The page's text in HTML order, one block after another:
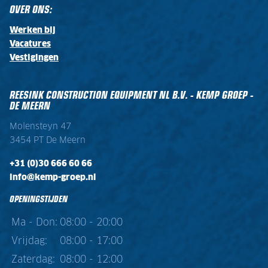
OVER ONS:
Werken bij
Vacatures
Vestigingen
REESINK CONSTRUCTION EQUIPMENT NL B.V. - KEMP GROEP -
DE MEERN
Molensteyn 47
3454 PT De Meern
+31 (0)30 666 60 66
info@kemp-groep.nl
OPENINGSTIJDEN
Ma - Don: 08:00 - 20:00
Vrijdag:
08:00 - 17:00
Zaterdag:
08:00 - 12:00